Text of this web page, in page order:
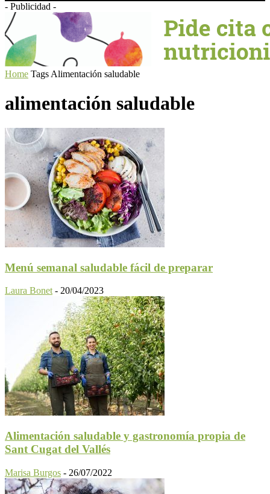
- Publicidad -
Home Tags Alimentación saludable
alimentación saludable
Menú semanal saludable fácil de preparar
Laura Bonet - 20/04/2023
Alimentación saludable y gastronomía propia de
Sant Cugat del Vallés
Marisa Burgos - 26/07/2022